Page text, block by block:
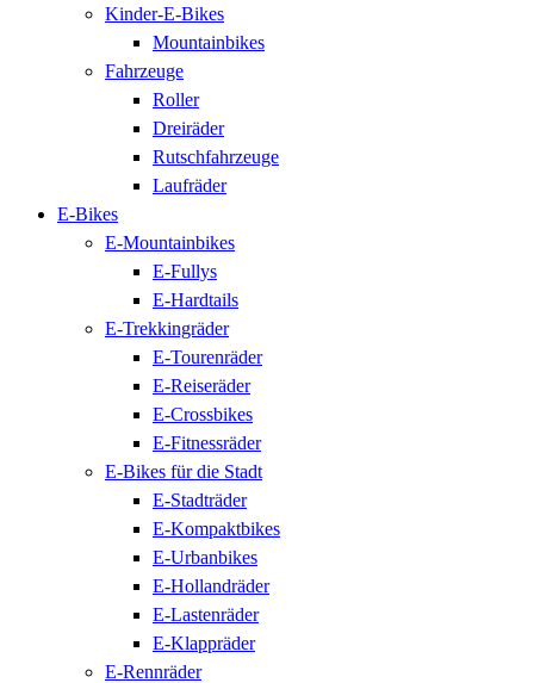
Kinder-E-Bikes
Mountainbikes
Fahrzeuge
Roller
Dreiräder
Rutschfahrzeuge
Laufräder
E-Bikes
E-Mountainbikes
E-Fullys
E-Hardtails
E-Trekkingräder
E-Tourenräder
E-Reiseräder
E-Crossbikes
E-Fitnessräder
E-Bikes für die Stadt
E-Stadträder
E-Kompaktbikes
E-Urbanbikes
E-Hollandräder
E-Lastenräder
E-Klappräder
E-Rennräder